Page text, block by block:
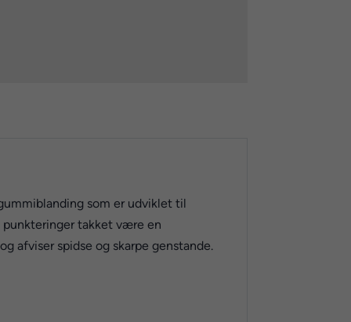
som er udviklet til
takket være en
afviser spidse og skarpe genstande.